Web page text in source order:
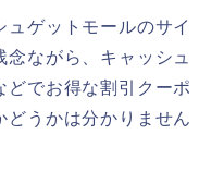
ゲットモールのサイ
念ながら、キャッシュ
どでお得な割引クーポ
どうかは分かりません